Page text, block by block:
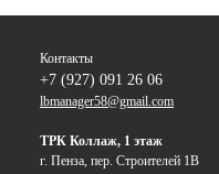
Контакты
+7 (927) 091 26 06
lbmanager58@gmail.com
ТРК Коллаж, 1 этаж
г. Пенза, пер. Строителей 1В